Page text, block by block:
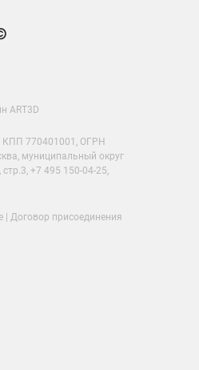
ART3D
770401001, ОГРН
муниципальный округ
+7 495 150-04-25,
Договор присоединения